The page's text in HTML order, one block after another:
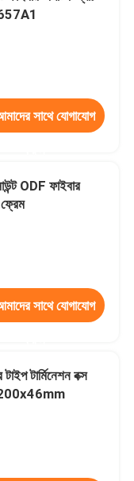
সাথে যোগাযোগ
ODF ফাইবার
সাথে যোগাযোগ
টার্মিনেশন বক্স